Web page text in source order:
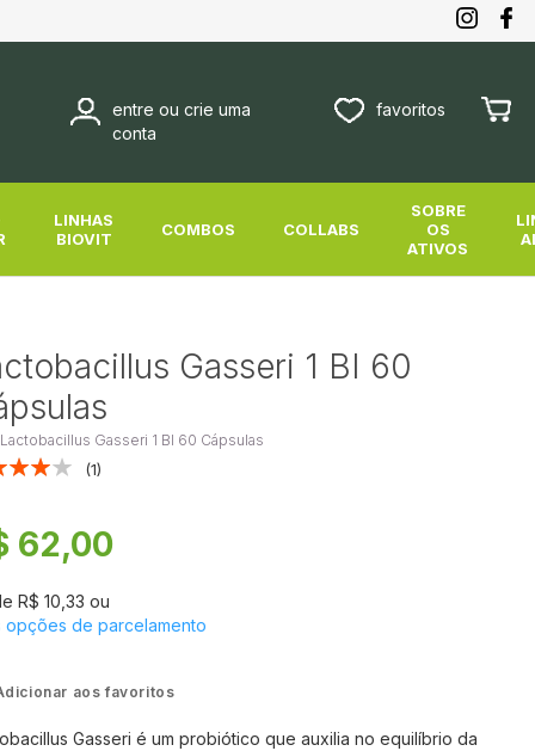
entre ou crie uma
conta
favoritos Meu
LINHAS
BIOVIT
COMBOS COLLABS
SOBRE
OS
ATIVOS
Gasseri 1 BI 60
Gasseri 1 BI 60 Cápsulas
1
62,00
R$ 10,33 ou
opções de parcelamento
aos favoritos
Gasseri é um probiótico que auxilia no equilíbrio da